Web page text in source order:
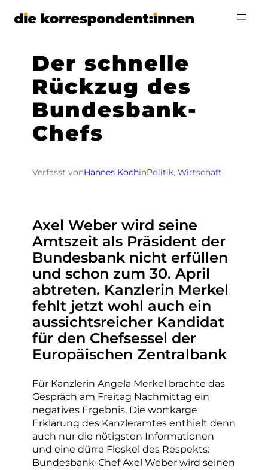
Zum
Der schnelle
Rückzug des
Bundesbank-
Chefs
Verfasst vonHannes KochinPolitik, Wirtschaft
Axel Weber wird seine
Amtszeit als Präsident der
Bundesbank nicht erfüllen
und schon zum 30. April
abtreten. Kanzlerin Merkel
fehlt jetzt wohl auch ein
aussichtsreicher Kandidat
für den Chefsessel der
Europäischen Zentralbank
Für Kanzlerin Angela Merkel brachte das
Gespräch am Freitag Nachmittag ein
negatives Ergebnis. Die wortkarge
Erklärung des Kanzleramtes enthielt denn
auch nur die nötigsten Informationen
und eine dürre Floskel des Respekts:
Bundesbank-Chef Axel Weber wird seinen